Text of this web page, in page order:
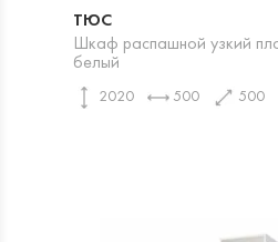
ТЮС
Шкаф распашной узкий
белый
2020 500 500